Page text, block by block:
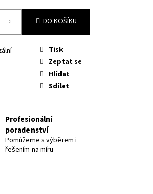
DO KOŠÍKU
Tisk
Zeptat se
Hlídat
Sdílet
Profesionální
poradenství
Pomůžeme s výběrem i
řešením na míru